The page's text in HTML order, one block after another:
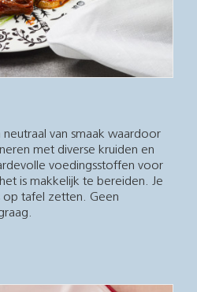
neutraal van smaak waardoor
met diverse kruiden en
voedingsstoffen voor
is makkelijk te bereiden. Je
op tafel zetten. Geen